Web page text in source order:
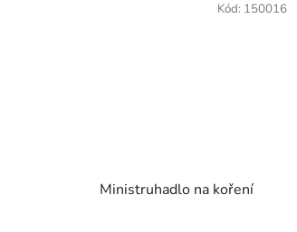
Ministruhadlo na koření
Kód: 150016